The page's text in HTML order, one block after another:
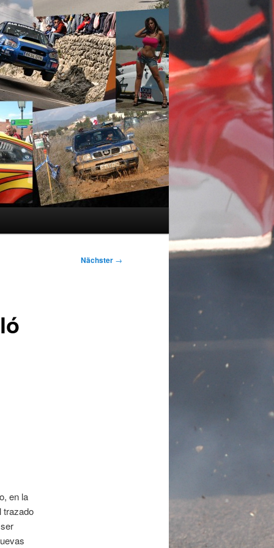
Nächster →
en la
trazado